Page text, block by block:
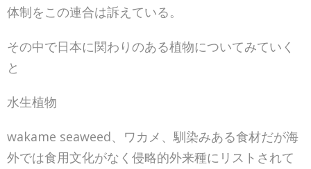
体制をこの連合は訴えている。
その中で日本に関わりのある植物についてみていく
と
水生植物
wakame seaweed、ワカメ、馴染みある食材だが海
外では食用文化がなく侵略的外来種にリストされて